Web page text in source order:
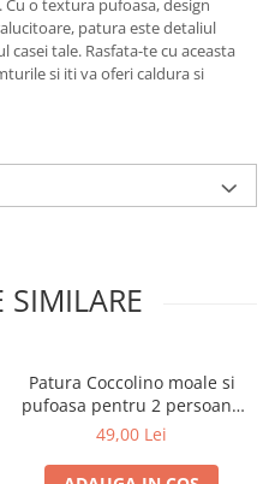
o textura pufoasa, design
patura este detaliul
tale. Rasfata-te cu aceasta
si iti va oferi caldura si
SIMILARE
Patura Coccolino moale si
pufoasa pentru 2 persoane
200X230 cm Bej
49,00 Lei